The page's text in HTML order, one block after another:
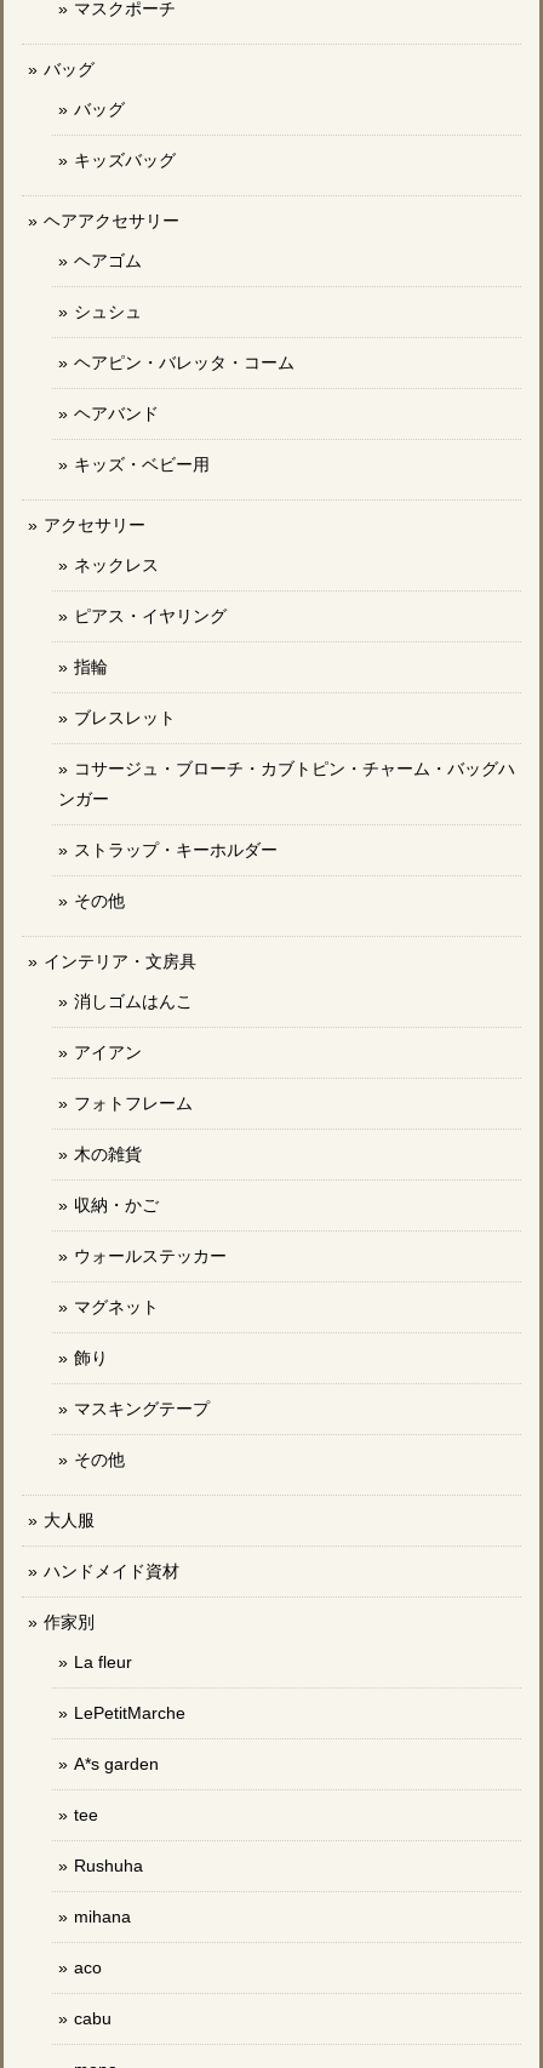
マスクポーチ
バッグ
バッグ
キッズバッグ
ヘアアクセサリー
ヘアゴム
シュシュ
ヘアピン・バレッタ・コーム
ヘアバンド
キッズ・ベビー用
アクセサリー
ネックレス
ピアス・イヤリング
指輪
ブレスレット
コサージュ・ブローチ・カブトピン・チャーム・バッグハ
ンガー
ストラップ・キーホルダー
その他
インテリア・文房具
消しゴムはんこ
アイアン
フォトフレーム
木の雑貨
収納・かご
ウォールステッカー
マグネット
飾り
マスキングテープ
その他
大人服
ハンドメイド資材
作家別
La fleur
LePetitMarche
A*s garden
tee
Rushuha
mihana
aco
cabu